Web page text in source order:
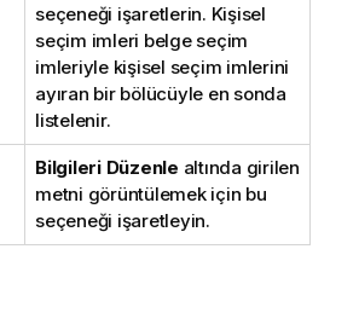
seçeneği işaretlerin. Kişisel
seçim imleri belge seçim
imleriyle kişisel seçim imlerini
ayıran bir bölücüyle en sonda
listelenir.
Bilgileri Düzenle altında girilen
metni görüntülemek için bu
seçeneği işaretleyin.